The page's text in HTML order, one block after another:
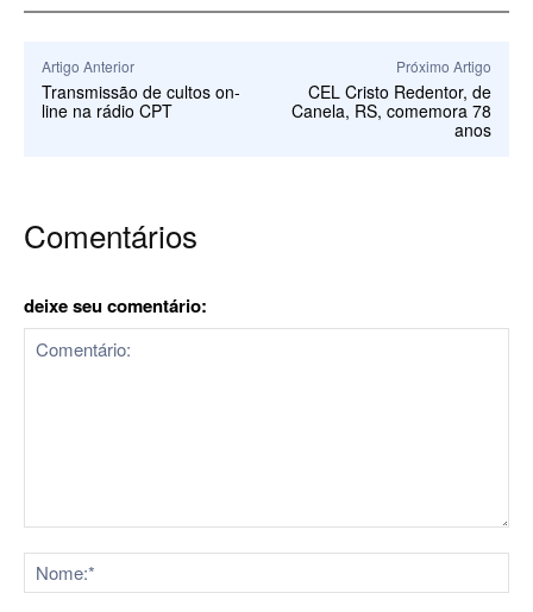
Artigo Anterior
Transmissão de cultos on-
line na rádio CPT
Próximo Artigo
CEL Cristo Redentor, de
Canela, RS, comemora 78
anos
Comentários
deixe seu comentário: